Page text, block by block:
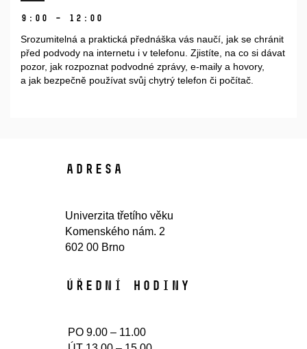
9:00 – 12:00
Srozumitelná a praktická přednáška vás naučí, jak se chránit
před podvody na internetu i v telefonu. Zjistíte, na co si dávat
pozor, jak rozpoznat podvodné zprávy, e-maily a hovory,
a jak bezpečně používat svůj chytrý telefon či počítač.
Adresa
Univerzita třetího věku
Komenského nám. 2
602 00 Brno
Úřední hodiny​
PO 9.00 – 11.00